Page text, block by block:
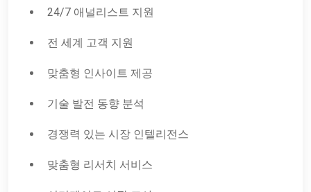
24/7 애널리스트 지원
전 세계 고객 지원
맞춤형 인사이트 제공
기술 발전 동향 분석
경쟁력 있는 시장 인텔리전스
맞춤형 리서치 서비스